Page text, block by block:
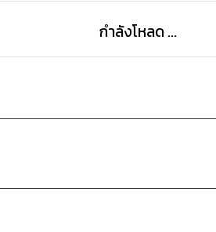
กำลังโหลด ...